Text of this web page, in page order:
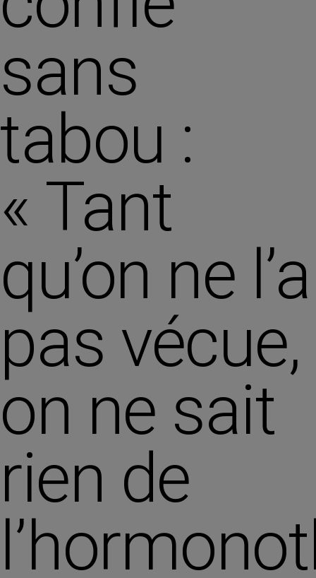
sans
tabou :
« Tant
qu’on ne l’a
pas vécue,
on ne sait
rien de